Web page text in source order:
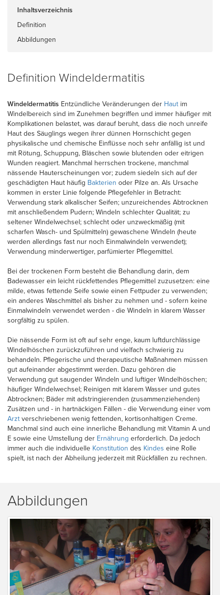
Inhaltsverzeichnis
Definition
Abbildungen
Definition Windeldermatitis
Windeldermatitis Entzündliche Veränderungen der Haut im
Windelbereich sind im Zunehmen begriffen und immer häufiger mit
Komplikationen belastet, was darauf beruht, dass die noch unreife
Haut des Säuglings wegen ihrer dünnen Hornschicht gegen
physikalische und chemische Einflüsse noch sehr anfällig ist und
mit Rötung, Schuppung, Bläschen sowie blutenden oder eitrigen
Wunden reagiert. Manchmal herrschen trockene, manchmal
nässende Hauterscheinungen vor; zudem siedeln sich auf der
geschädigten Haut häufig Bakterien oder Pilze an. Als Ursache
kommen in erster Linie folgende Pflegefehler in Betracht:
Verwendung stark alkalischer Seifen; unzureichendes Abtrocknen
mit anschließendem Pudern; Windeln schlechter Qualität; zu
seltener Windelwechsel; schlecht oder unzweckmäßig (mit
scharfen Wasch- und Spülmitteln) gewaschene Windeln (heute
werden allerdings fast nur noch Einmalwindeln verwendet);
Verwendung minderwertiger, parfümierter Pflegemittel.
Bei der trockenen Form besteht die Behandlung darin, dem
Badewasser ein leicht rückfettendes Pflegemittel zuzusetzen: eine
milde, etwas fettende Seife sowie einen Fettpuder zu verwenden;
ein anderes Waschmittel als bisher zu nehmen und - sofern keine
Einmalwindeln verwendet werden - die Windeln in klarem Wasser
sorgfältig zu spülen.
Die nässende Form ist oft auf sehr enge, kaum luftdurchlässige
Windelhöschen zurückzuführen und vielfach schwierig zu
behandeln. Pflegerische und therapeutische Maßnahmen müssen
gut aufeinander abgestimmt werden. Dazu gehören die
Verwendung gut saugender Windeln und luftiger Windelhöschen;
häufiger Windelwechsel; Reinigen mit klarem Wasser und gutes
Abtrocknen; Bäder mit adstringierenden (zusammenziehenden)
Zusätzen und - in hartnäckigen Fällen - die Verwendung einer vom
Arzt verschriebenen wenig fettenden, kortisonhaltigen Creme.
Manchmal sind auch eine innerliche Behandlung mit Vitamin A und
E sowie eine Umstellung der Ernährung erforderlich. Da jedoch
immer auch die individuelle Konstitution des Kindes eine Rolle
spielt, ist nach der Abheilung jederzeit mit Rückfällen zu rechnen.
Abbildungen